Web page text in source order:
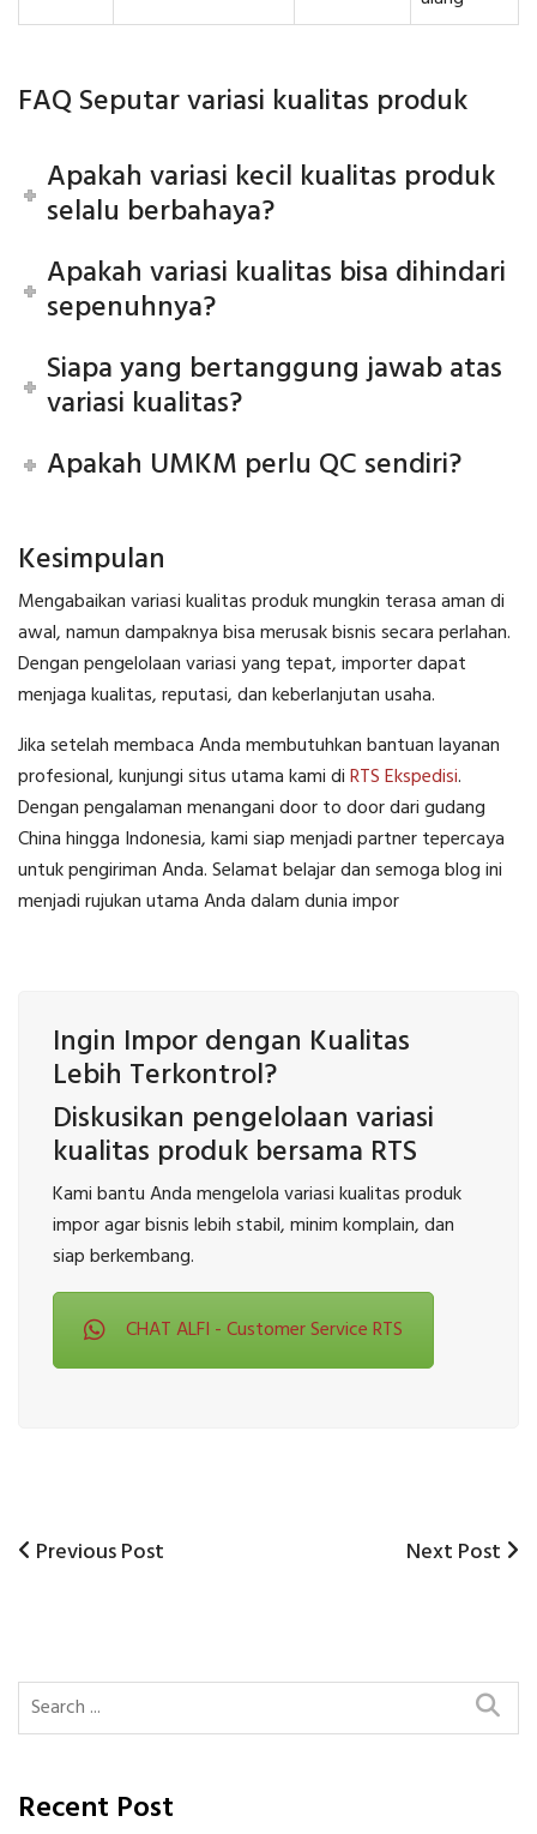
FAQ Seputar variasi kualitas produk
Apakah variasi kecil kualitas produk
selalu berbahaya?
Apakah variasi kualitas bisa dihindari
sepenuhnya?
Siapa yang bertanggung jawab atas
variasi kualitas?
Apakah UMKM perlu QC sendiri?
Kesimpulan
Mengabaikan variasi kualitas produk mungkin terasa aman di
awal, namun dampaknya bisa merusak bisnis secara perlahan.
Dengan pengelolaan variasi yang tepat, importer dapat
menjaga kualitas, reputasi, dan keberlanjutan usaha.
Jika setelah membaca Anda membutuhkan bantuan layanan
profesional, kunjungi situs utama kami diRTS Ekspedisi.
Dengan pengalaman menangani door to door dari gudang
China hingga Indonesia, kami siap menjadi partner tepercaya
untuk pengiriman Anda. Selamat belajar dan semoga blog ini
menjadi rujukan utama Anda dalam dunia impor
Ingin Impor dengan Kualitas
Lebih Terkontrol?
Diskusikan pengelolaan variasi
kualitas produk bersama RTS
Kami bantu Anda mengelola variasi kualitas produk
impor agar bisnis lebih stabil, minim komplain, dan
siap berkembang.
CHAT ALFI - Customer Service RTS
Post
Previous
Previous Post
Next
Next Post
Recent Post